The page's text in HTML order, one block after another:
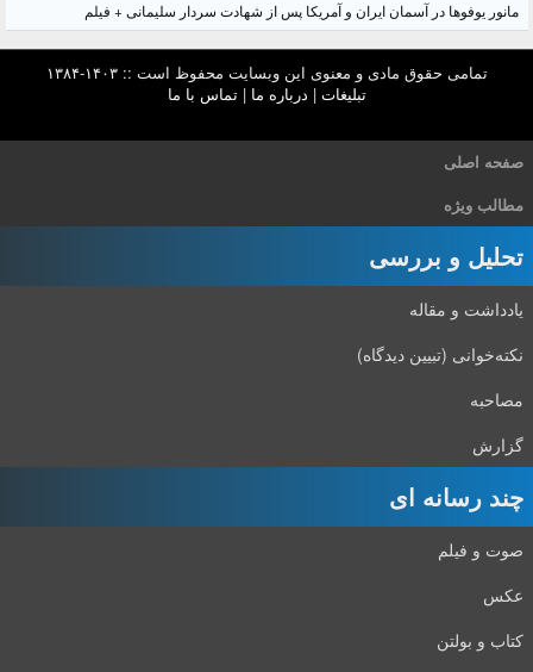
مانور یوفوها در آسمان ایران و آمریکا پس از شهادت سردار سلیمانی + فیلم
تمامی حقوق مادی و معنوی این وبسایت محفوظ است :: ۱۴۰۳-۱۳۸۴
تبلیغات | درباره ما |تماس با ما
صفحه اصلی
مطالب ویژه
تحلیل و بررسی
یادداشت و مقاله
نکته‌خوانی (تبیین دیدگاه)
مصاحبه
گزارش
چند رسانه ای
صوت و فیلم
عکس
کتاب و بولتن